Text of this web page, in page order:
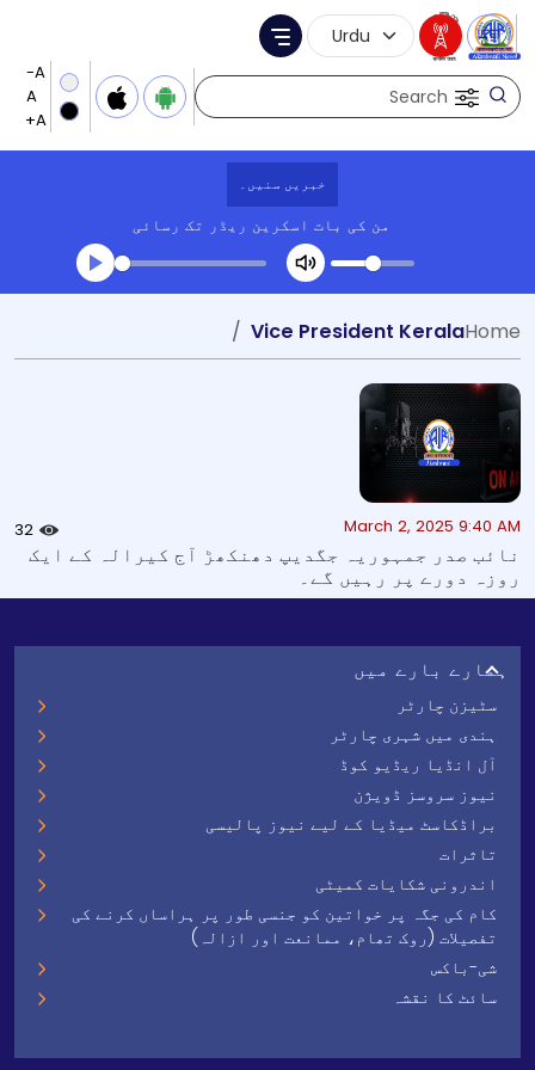
Search
Language Selection
Menu
خبریں سنیں۔
من کی بات اسکرین ریڈر تک رسائی
Transcript summary
کھیلیں آڈیو Home
Vice President Kerala
March 2, 2025 9:40 AM
32
نائب صدر جمہوریہ جگدیپ دھنکھڑ آج کیرالہ کے ایک
روزہ دورے پر رہیں گے۔
ہمارے بارے میں
سٹیزن چارٹر
ہندی میں شہری چارٹر
آل انڈیا ریڈیو کوڈ
نیوز سروسز ڈویژن
براڈکاسٹ میڈیا کے لیے نیوز پالیسی
تاثرات
اندرونی شکایات کمیٹی
کام کی جگہ پر خواتین کو جنسی طور پر ہراساں کرنے کی
تفصیلات (روک تھام، ممانعت اور ازالہ)
شی-باکس
سائٹ کا نقشہ